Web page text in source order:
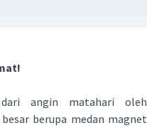
angin matahari oleh
berupa medan magnet